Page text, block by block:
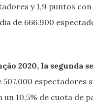
y 1,9 puntos
de 666.900
2020, la segunda
507.000 espectadores
10,5% de cuota de